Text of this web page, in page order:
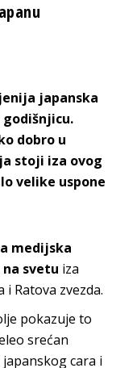
japanska
dobro u
stoji iza ovog
velike uspone
medijska
svetu iza
Ratova zvezda.
pokazuje to
srećan
cara i